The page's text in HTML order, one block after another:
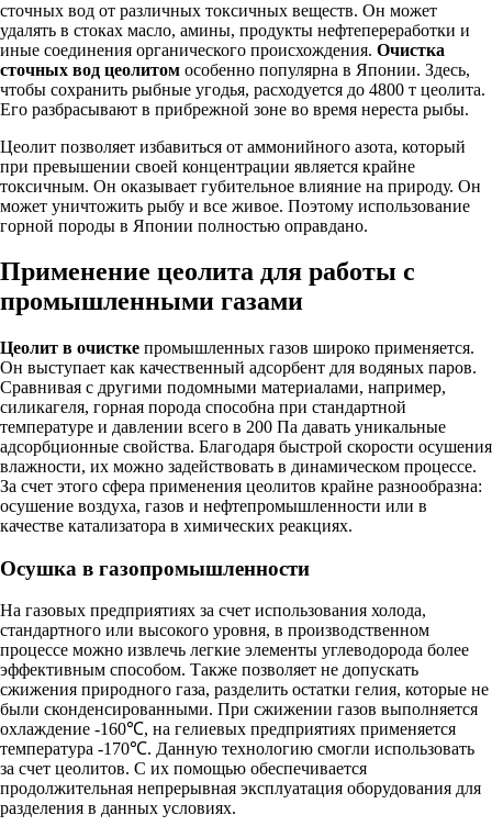
сточных вод от различных токсичных веществ. Он может
удалять в стоках масло, амины, продукты нефтепереработки и
иные соединения органического происхождения. Очистка
сточных вод цеолитом особенно популярна в Японии. Здесь,
чтобы сохранить рыбные угодья, расходуется до 4800 т цеолита.
Его разбрасывают в прибрежной зоне во время нереста рыбы.
Цеолит позволяет избавиться от аммонийного азота, который
при превышении своей концентрации является крайне
токсичным. Он оказывает губительное влияние на природу. Он
может уничтожить рыбу и все живое. Поэтому использование
горной породы в Японии полностью оправдано.
Применение цеолита для работы с
промышленными газами
Цеолит в очистке промышленных газов широко применяется.
Он выступает как качественный адсорбент для водяных паров.
Сравнивая с другими подомными материалами, например,
силикагеля, горная порода способна при стандартной
температуре и давлении всего в 200 Па давать уникальные
адсорбционные свойства. Благодаря быстрой скорости осушения
влажности, их можно задействовать в динамическом процессе.
За счет этого сфера применения цеолитов крайне разнообразна:
осушение воздуха, газов и нефтепромышленности или в
качестве катализатора в химических реакциях.
Осушка в газопромышленности
На газовых предприятиях за счет использования холода,
стандартного или высокого уровня, в производственном
процессе можно извлечь легкие элементы углеводорода более
эффективным способом. Также позволяет не допускать
сжижения природного газа, разделить остатки гелия, которые не
были сконденсированными. При сжижении газов выполняется
охлаждение -160℃, на гелиевых предприятиях применяется
температура -170℃. Данную технологию смогли использовать
за счет цеолитов. С их помощью обеспечивается
продолжительная непрерывная эксплуатация оборудования для
разделения в данных условиях.